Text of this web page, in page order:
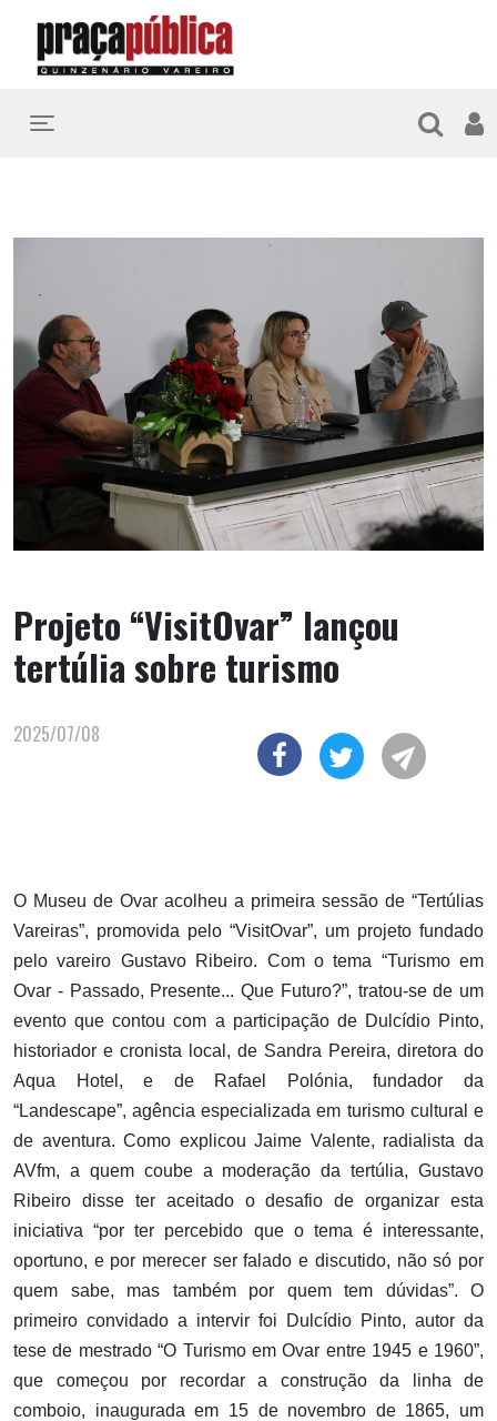
Toggle navigation
Projeto “VisitOvar” lançou
tertúlia sobre turismo
2025/07/08
O Museu de Ovar acolheu a primeira sessão de “Tertúlias
Vareiras”, promovida pelo “VisitOvar”, um projeto fundado
pelo vareiro Gustavo Ribeiro. Com o tema “Turismo em
Ovar - Passado, Presente... Que Futuro?”, tratou-se de um
evento que contou com a participação de Dulcídio Pinto,
historiador e cronista local, de Sandra Pereira, diretora do
Aqua Hotel, e de Rafael Polónia, fundador da
“Landescape”, agência especializada em turismo cultural e
de aventura. Como explicou Jaime Valente, radialista da
AVfm, a quem coube a moderação da tertúlia, Gustavo
Ribeiro disse ter aceitado o desafio de organizar esta
iniciativa “por ter percebido que o tema é interessante,
oportuno, e por merecer ser falado e discutido, não só por
quem sabe, mas também por quem tem dúvidas”. O
primeiro convidado a intervir foi Dulcídio Pinto, autor da
tese de mestrado “O Turismo em Ovar entre 1945 e 1960”,
que começou por recordar a construção da linha de
comboio, inaugurada em 15 de novembro de 1865, um